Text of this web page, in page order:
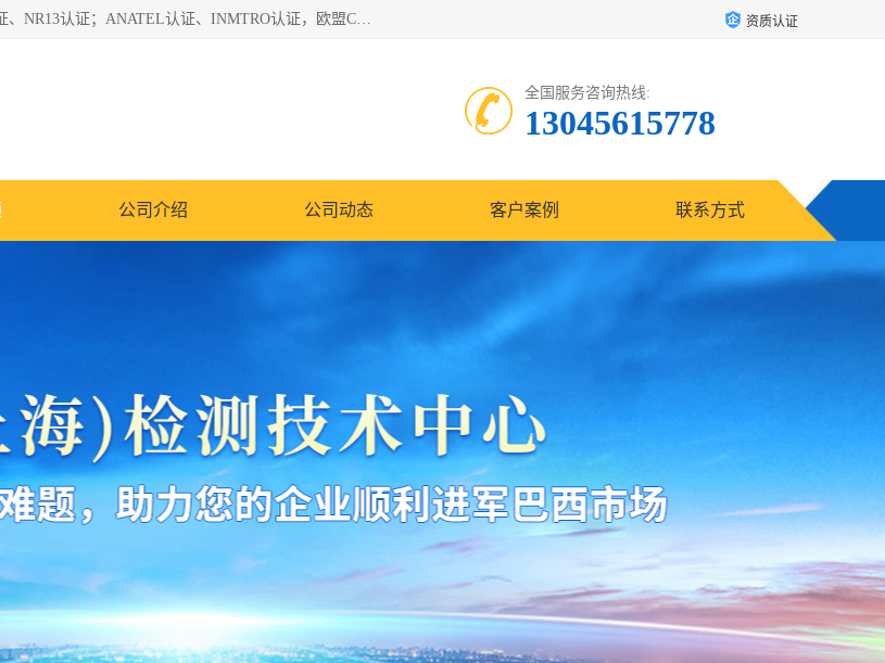
*是一家的测试、评估、检查与认机构，主要从事巴西NR10认证、NR12认证、NR13认证；ANATEL认证、INMTRO认证，欧盟CE认证：MD认证，PED认证，MID认证，ATEX认证，德国蓝色天使认证。 资质认证
全国服务咨询热线:
13045615778
公司介绍 公司动态 客户案例 联系方式